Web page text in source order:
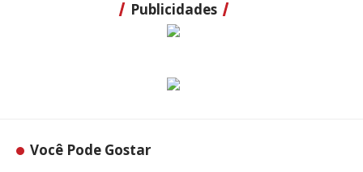
Publicidades
Você Pode Gostar